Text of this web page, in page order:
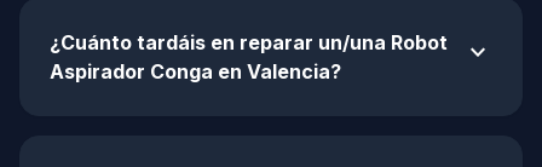
¿Cuánto tardáis en reparar un/una Robot
Aspirador Conga en Valencia?
expand_more